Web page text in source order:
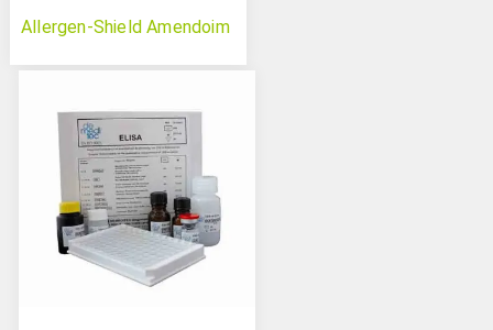
Allergen-Shield Amendoim